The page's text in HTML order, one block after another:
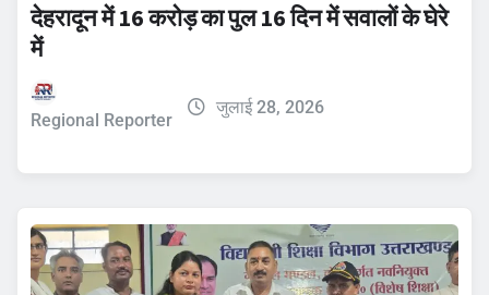
देहरादून में 16 करोड़ का पुल 16 दिन में सवालों के घेरे
में
Regional Reporter
जुलाई 28, 2026